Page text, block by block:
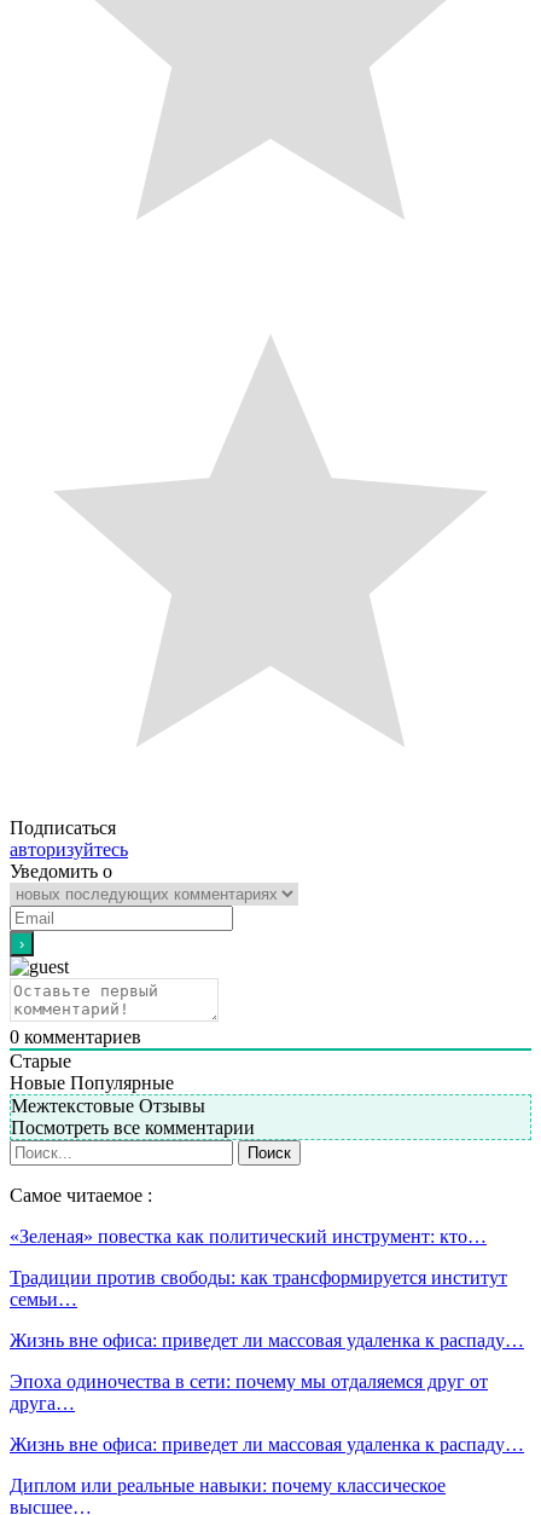
Подписаться
авторизуйтесь
Уведомить о
0 комментариев
Старые
Новые Популярные
Межтекстовые Отзывы
Посмотреть все комментарии
Самое читаемое :
«Зеленая» повестка как политический инструмент: кто…
Традиции против свободы: как трансформируется институт
семьи…
Жизнь вне офиса: приведет ли массовая удаленка к распаду…
Эпоха одиночества в сети: почему мы отдаляемся друг от
друга…
Жизнь вне офиса: приведет ли массовая удаленка к распаду…
Диплом или реальные навыки: почему классическое
высшее…